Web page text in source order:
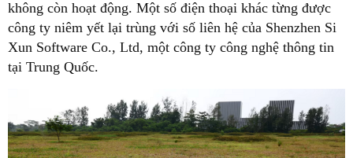
không còn hoạt động. Một số điện thoại khác từng được
công ty niêm yết lại trùng với số liên hệ của Shenzhen Si
Xun Software Co., Ltd, một công ty công nghệ thông tin
tại Trung Quốc.